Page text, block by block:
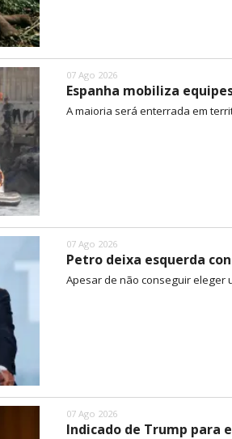
07 Ago 2026
Espanha mobiliza
A maioria será enterrada em
07 Ago 2026
Petro deixa esquerda
Apesar de não conseguir eleger
07 Ago 2026
Indicado de Trump para